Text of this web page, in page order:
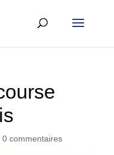
0 commentaires